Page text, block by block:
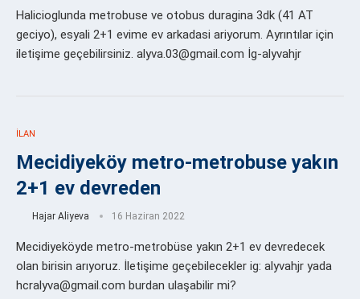
Halicioglunda metrobuse ve otobus duragina 3dk (41 AT
geciyo), esyali 2+1 evime ev arkadasi ariyorum. Ayrıntılar için
iletişime geçebilirsiniz. alyva.03@gmail.com İg-alyvahjr
İLAN
Mecidiyeköy metro-metrobuse yakın
2+1 ev devreden
Hajar Aliyeva 16 Haziran 2022
Mecidiyeköyde metro-metrobüse yakın 2+1 ev devredecek
olan birisin arıyoruz. İletişime geçebilecekler ig: alyvahjr yada
hcralyva@gmail.com burdan ulaşabilir mi?